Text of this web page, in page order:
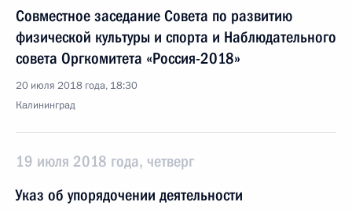
Совместное заседание Совета по развитию
физической культуры и спорта и Наблюдательного
совета Оргкомитета «Россия-2018»
20 июля 2018 года, 18:30
Калининград
19 июля 2018 года, четверг
Указ об упорядочении деятельности